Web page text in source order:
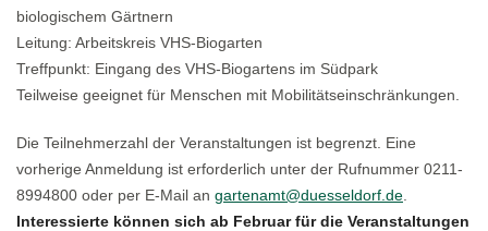
biologischem Gärtnern
Leitung: Arbeitskreis VHS-Biogarten
Treffpunkt: Eingang des VHS-Biogartens im Südpark
Teilweise geeignet für Menschen mit Mobilitätseinschränkungen.
Die Teilnehmerzahl der Veranstaltungen ist begrenzt. Eine
vorherige Anmeldung ist erforderlich unter der Rufnummer 0211-
8994800 oder per E-Mail an gartenamt@duesseldorf.de
Interessierte können sich ab Februar für die Veranstaltungen